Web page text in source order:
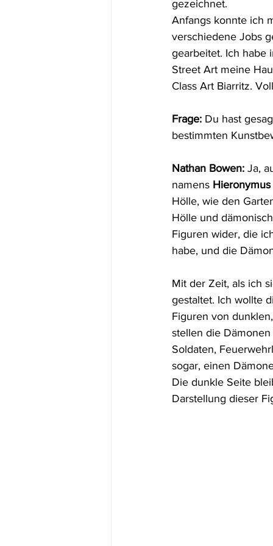
gezeichnet.
Anfangs konnte ich
verschiedene Jobs
gearbeitet. Ich habe
Street Art meine
Class Art Biarritz.
Frage: Du hast
bestimmten
Nathan Bowen: Ja,
namens Hieronymus
Hölle, wie den
Hölle und
Figuren wider, die
habe, und die
Mit der Zeit, als ich
gestaltet. Ich wollte
Figuren von
stellen die
Soldaten,
sogar, einen
Die dunkle Seite
Darstellung dieser